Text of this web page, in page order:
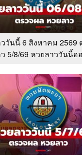
วันนี้ 6 สิงหาคม 2569
5/8/69 หวยลาววันนี้อ